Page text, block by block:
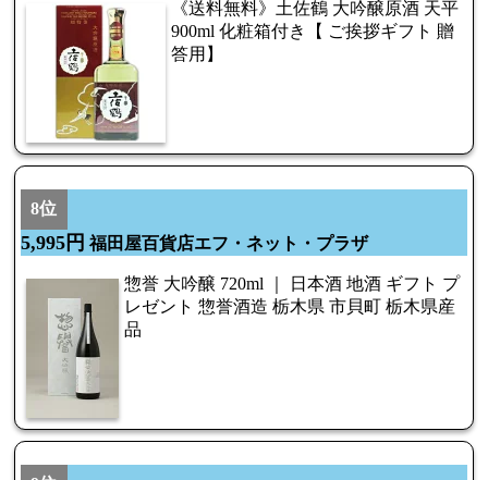
《送料無料》土佐鶴 大吟醸原酒 天平
900ml 化粧箱付き【 ご挨拶ギフト 贈
答用】
8位
5,995円 福田屋百貨店エフ・ネット・プラザ
惣誉 大吟醸 720ml ｜ 日本酒 地酒 ギフト プ
レゼント 惣誉酒造 栃木県 市貝町 栃木県産
品